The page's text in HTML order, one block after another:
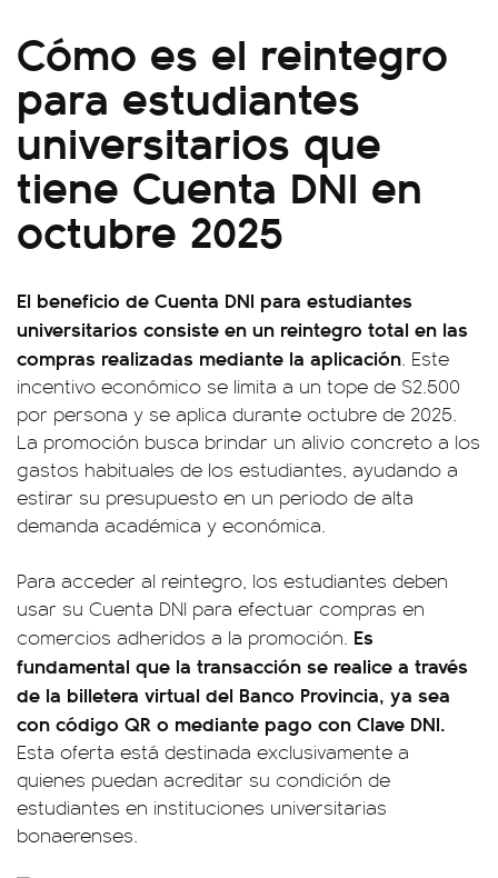
Cómo es el reintegro
para estudiantes
universitarios que
tiene Cuenta DNI en
octubre 2025
El beneficio de Cuenta DNI para estudiantes
universitarios consiste en un reintegro total en las
compras realizadas mediante la aplicación. Este
incentivo económico se limita a un tope de $2.500
por persona y se aplica durante octubre de 2025.
La promoción busca brindar un alivio concreto a los
gastos habituales de los estudiantes, ayudando a
estirar su presupuesto en un periodo de alta
demanda académica y económica.
Para acceder al reintegro, los estudiantes deben
usar su Cuenta DNI para efectuar compras en
comercios adheridos a la promoción. Es
fundamental que la transacción se realice a través
de la billetera virtual del Banco Provincia, ya sea
con código QR o mediante pago con Clave DNI.
Esta oferta está destinada exclusivamente a
quienes puedan acreditar su condición de
estudiantes en instituciones universitarias
bonaerenses.